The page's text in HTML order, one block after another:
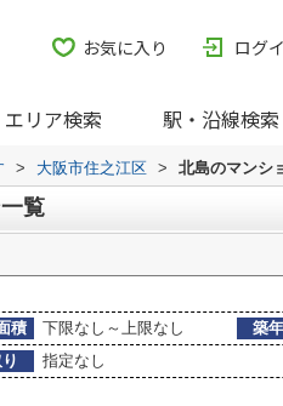
お気に入り ログ
エリア検索 駅・沿線検索
> 大阪市住之江区 > 北島のマンシ
覧
積 下限なし～上限なし 築
指定なし